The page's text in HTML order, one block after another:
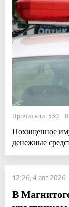
Прочитали: 530
Похищенное
денежные
12:26, 4 авг 2026
В